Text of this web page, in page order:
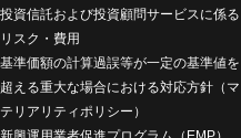
投資信託および投資顧問サービスに係る
リスク・費用
基準価額の計算過誤等が一定の基準値を
超える重大な場合における対応方針（マ
テリアリティポリシー）